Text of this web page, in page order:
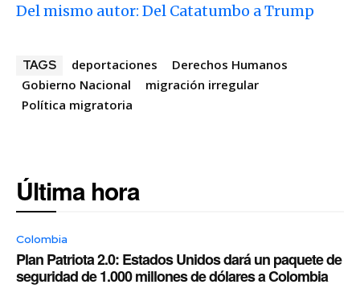
Del mismo autor: Del Catatumbo a Trump
TAGS deportaciones
Derechos Humanos
Gobierno Nacional
migración irregular
Política migratoria
Última hora
Colombia
Plan Patriota 2.0: Estados Unidos dará un paquete de
seguridad de 1.000 millones de dólares a Colombia